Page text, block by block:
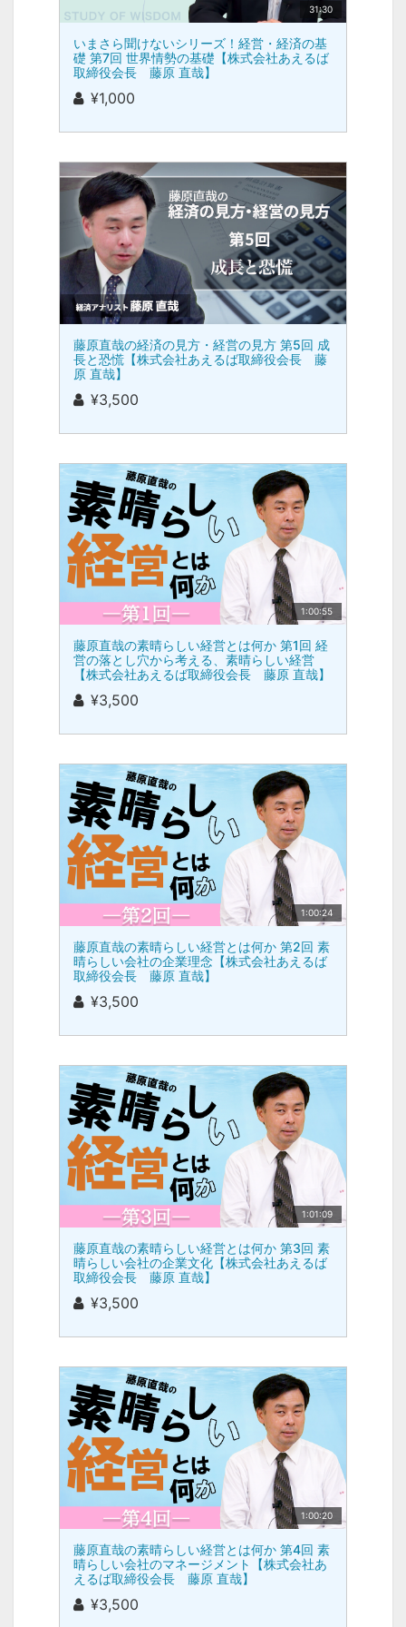
31:30
いまさら聞けないシリーズ！経営・経済の基
礎 第7回 世界情勢の基礎【株式会社あえるば
取締役会長 藤原 直哉】
¥1,000
藤原直哉の経済の見方・経営の見方 第5回 成
長と恐慌【株式会社あえるば取締役会長 藤
原 直哉】
¥3,500
1:00:55
藤原直哉の素晴らしい経営とは何か 第1回 経
営の落とし穴から考える、素晴らしい経営
【株式会社あえるば取締役会長 藤原 直哉】
¥3,500
1:00:24
藤原直哉の素晴らしい経営とは何か 第2回 素
晴らしい会社の企業理念【株式会社あえるば
取締役会長 藤原 直哉】
¥3,500
1:01:09
藤原直哉の素晴らしい経営とは何か 第3回 素
晴らしい会社の企業文化【株式会社あえるば
取締役会長 藤原 直哉】
¥3,500
1:00:20
藤原直哉の素晴らしい経営とは何か 第4回 素
晴らしい会社のマネージメント【株式会社あ
えるば取締役会長 藤原 直哉】
¥3,500